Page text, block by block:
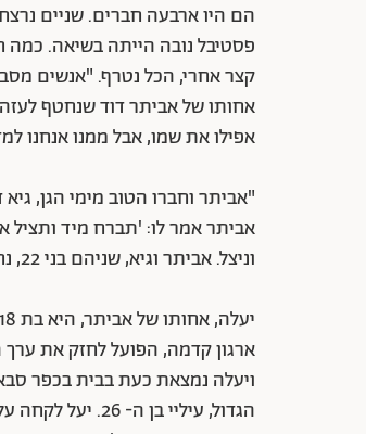
פסטיבל נובה הייתה בשיאה. כמה
קצר אחרי, הכל נטרף. "אנשים
אחותו של אביתר דוד שנחטף
אפילו את שמו, אבל ממנו אנחנו
"אביתר וחברו הטוב מימי הגן,
אביתר אמר לו: 'תברח מיד ותציל
וניצל. אביתר וגיא, שניהם בני 22, נחטפו על ידי חמאס זמן לא רב לאחר מכן.
ארגון קדמה, הפועל לחזק את ערך
ויעלה נמצאת כעת בבית בכפר
הגדול, עיליי